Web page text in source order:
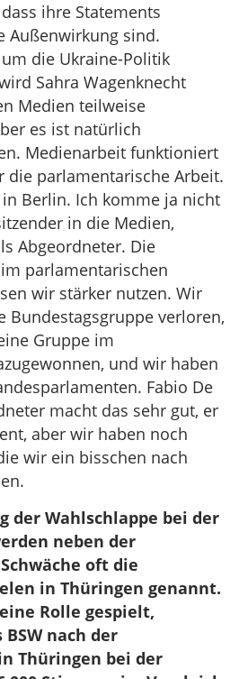
ihre Statements
Außenwirkung sind.
die Ukraine-Politik
Sahra Wagenknecht
Medien teilweise
es ist natürlich
Medienarbeit funktioniert
die parlamentarische Arbeit.
Berlin. Ich komme ja nicht
in die Medien,
Abgeordneter. Die
parlamentarischen
wir stärker nutzen. Wir
Bundestagsgruppe verloren,
Gruppe im
und wir haben
Fabio De
macht das sehr gut, er
aber wir haben noch
wir ein bisschen nach
der Wahlschlappe bei der
neben der
oft die
in Thüringen genannt.
Rolle gespielt,
nach der
Thüringen bei der